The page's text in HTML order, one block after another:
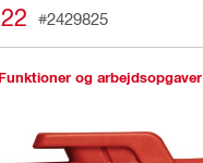
#2429825
og arbejdsopgaver